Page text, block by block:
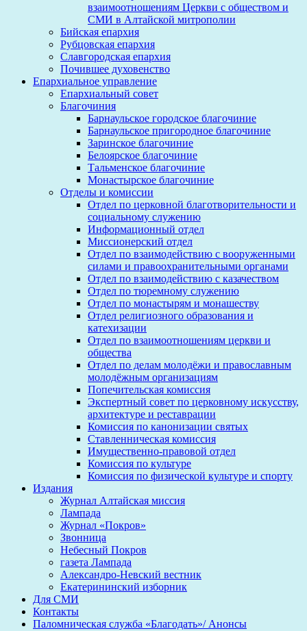
взаимоотношениям Церкви с обществом и
СМИ в Алтайской митрополии
Бийская епархия
Рубцовская епархия
Славгородская епархия
Почившее духовенство
Епархиальное управление
Епархиальный совет
Благочиния
Барнаульское городское благочиние
Барнаульское пригородное благочиние
Заринское благочиние
Белоярское благочиние
Тальменское благочиние
Монастырское благочиние
Отделы и комиссии
Отдел по церковной благотворительности и
социальному служению
Информационный отдел
Миссионерский отдел
Отдел по взаимодействию с вооруженными
силами и правоохранительными органами
Отдел по взаимодействию с казачеством
Отдел по тюремному служению
Отдел по монастырям и монашеству
Отдел религиозного образования и
катехизации
Отдел по взаимоотношениям церкви и
общества
Отдел по делам молодёжи и православным
молодёжным организациям
Попечительская комиссия
Экспертный совет по церковному искусству,
архитектуре и реставрации
Комиссия по канонизации святых
Ставленническая комиссия
Имущественно-правовой отдел
Комиссия по культуре
Комиссия по физической культуре и спорту
Издания
Журнал Алтайская миссия
Лампада
Журнал «Покров»
Звонница
Небесный Покров
газета Лампада
Александро-Невский вестник
Екатерининский изборник
Для СМИ
Контакты
Паломническая служба «Благодать»/ Анонсы